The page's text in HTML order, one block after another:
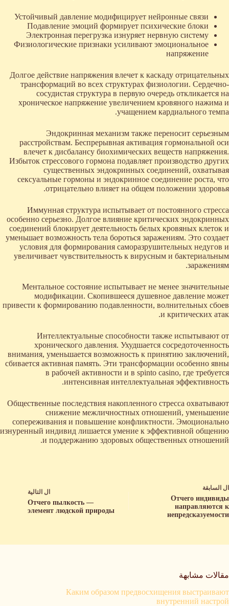
Устойчивый давление модифицирует нейронные связи
Подавление эмоций формирует психические блоки
Электронная перегрузка изнуряет нервную систему
Физиологические признаки усиливают эмоциональное
напряжение
Долгое действие напряжения влечет к каскаду отрицательных
трансформаций во всех структурах физиологии. Сердечно-
сосудистая структура в первую очередь откликается на
хроническое напряжение увеличением кровяного нажима и
учащением кардиального темпа.
Эндокринная механизм также переносит серьезным
расстройствам. Беспрерывная активация гормональной оси
влечет к дисбалансу биохимических веществ напряжения.
Избыток стрессового гормона подавляет производство других
существенных эндокринных соединений, охватывая
сексуальные гормоны и эндокринное соединение роста, что
отрицательно влияет на общем положении здоровья.
Иммунная структура испытывает от постоянного стресса
особенно серьезно. Долгое влияние критических эндокринных
соединений блокирует деятельность белых кровяных клеток и
уменьшает возможность тела бороться заражениям. Это создает
условия для формирования саморазрушительных недугов и
увеличивает чувствительность к вирусным и бактериальным
заражениям.
Ментальное состояние испытывает не менее значительные
модификации. Скопившееся душевное давление может
привести к формированию подавленности, волнительных сбоев
и критических атак.
Интеллектуальные способности также испытывают от
хронического давления. Ухудшается сосредоточенность
внимания, уменьшается возможность к принятию заключений,
сбивается активная память. Эти трансформации особенно явны
в рабочей активности и в spinto casino, где требуется
интенсивная интеллектуальная эффективность.
Общественные последствия накопленного стресса охватывают
снижение межличностных отношений, уменьшение
сопереживания и повышение конфликтности. Эмоционально
изнуренный индивид лишается умение к эффективной общению
и поддержанию здоровых общественных отношений.
ال السابقة
Отчего индивиды
направляются к
непредсказуемости
ال التالية
Отчего пылкость —
элемент людской природы
مقالات مشابهة
Каким образом предвосхищения выстраивают
внутренний настрой